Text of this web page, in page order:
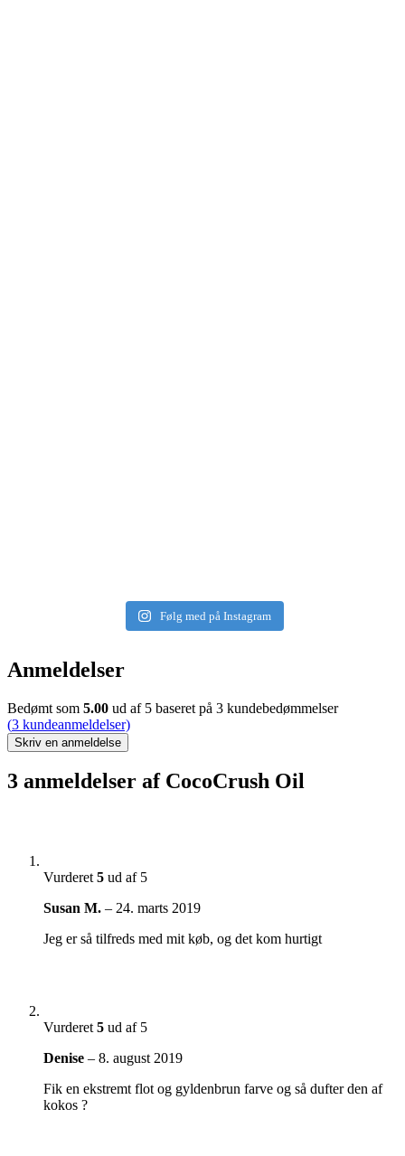
Følg med på Instagram
Anmeldelser
Bedømt som 5.00 ud af 5 baseret på 3 kundebedømmelser
(3 kundeanmeldelser)
Skriv en anmeldelse
3 anmeldelser af CocoCrush Oil
Vurderet 5 ud af 5
Susan M. – 24. marts 2019
Jeg er så tilfreds med mit køb, og det kom hurtigt
Vurderet 5 ud af 5
Denise – 8. august 2019
Fik en ekstremt flot og gyldenbrun farve og så dufter den af
kokos ?